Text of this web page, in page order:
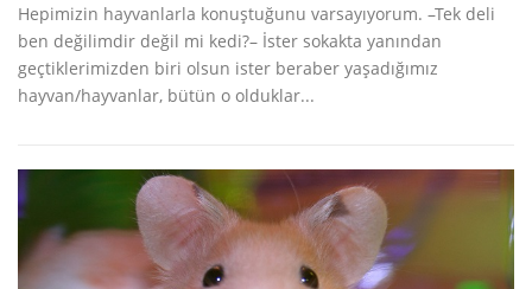
Hepimizin hayvanlarla konuştuğunu varsayıyorum. –Tek deli
ben değilimdir değil mi kedi?– İster sokakta yanından
geçtiklerimizden biri olsun ister beraber yaşadığımız
hayvan/hayvanlar, bütün o olduklar...